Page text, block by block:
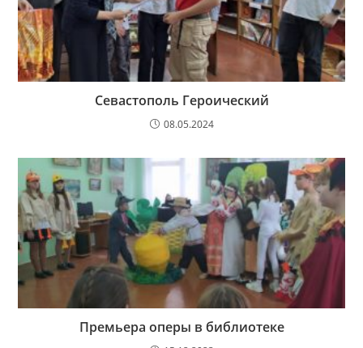
Севастополь Героический
08.05.2024
Премьера оперы в библиотеке